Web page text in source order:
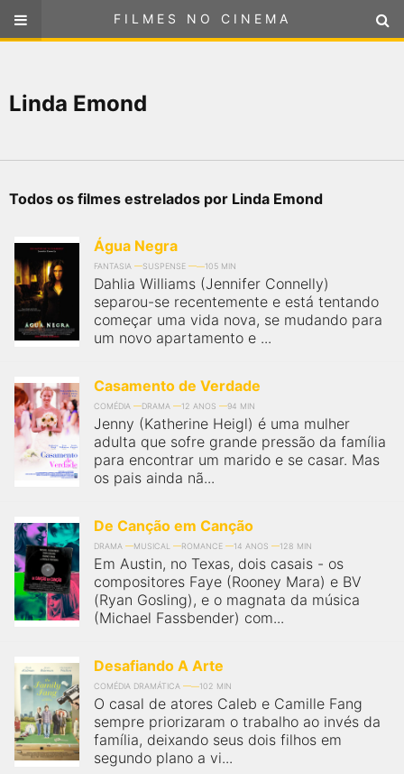
FILMES NO CINEMA
selecione sua localização
Linda Emond
Todos os filmes estrelados por Linda Emond
Água Negra
FANTASIA SUSPENSE 105 MIN
Dahlia Williams (Jennifer Connelly)
separou-se recentemente e está tentando
começar uma vida nova, se mudando para
um novo apartamento e ...
Casamento de Verdade
COMÉDIA DRAMA 12 ANOS 94 MIN
Jenny (Katherine Heigl) é uma mulher
adulta que sofre grande pressão da família
para encontrar um marido e se casar. Mas
os pais ainda nã...
De Canção em Canção
DRAMA MUSICAL ROMANCE 14 ANOS 128 MIN
Em Austin, no Texas, dois casais - os
compositores Faye (Rooney Mara) e BV
(Ryan Gosling), e o magnata da música
(Michael Fassbender) com...
Desafiando A Arte
COMÉDIA DRAMÁTICA 102 MIN
O casal de atores Caleb e Camille Fang
sempre priorizaram o trabalho ao invés da
família, deixando seus dois filhos em
segundo plano a vi...
FILMES NO CINEMA
NOTÍCIAS
PÁGINA INICIAL
encontrar os filmes no cinema mais próximos a você ou a
qualquer cidade em território brasileiro. Você pode também
acessar informações sobre cinemas, horários, assistir aos
trailers e muito mais.